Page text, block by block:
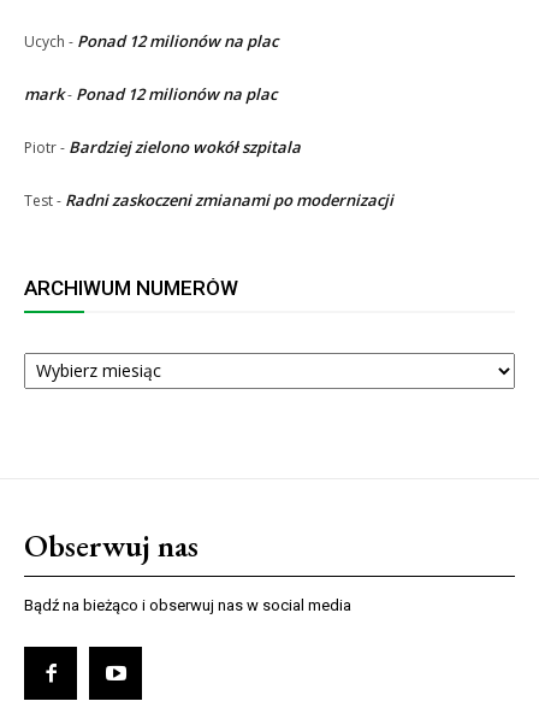
Ucych - Ponad 12 milionów na plac
mark- Ponad 12 milionów na plac
Piotr- Bardziej zielono wokół szpitala
Test- Radni zaskoczeni zmianami po modernizacji
ARCHIWUM NUMERÓW
ARCHIWUM
NUMERÓW
Obserwuj nas
Bądź na bieżąco i obserwuj nas w social media